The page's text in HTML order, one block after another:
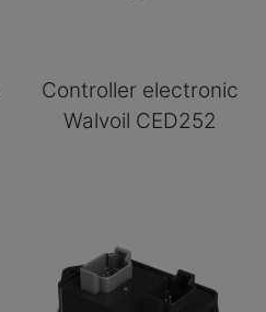
Controller electronic
Walvoil CED252